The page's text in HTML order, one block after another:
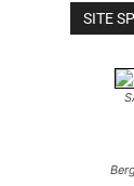
SITE